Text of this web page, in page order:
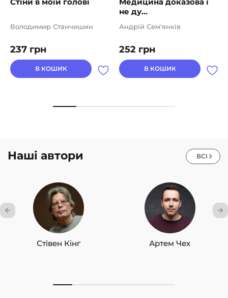
237 грн
Володимир Станчишин
В КОШИК
не ду...
252 грн
Андрій Сем'янків
В КОШИК
Наші автори ВСІ
Стівен Кінг Артем Чех